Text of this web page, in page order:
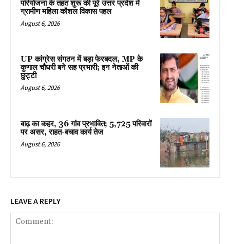
परियोजना के तहत शुरू की पूरे उत्तर प्रदेश में
ग्रामीण महिला कौशल विकास पहल
August 6, 2026
UP कांग्रेस संगठन में बड़ा फेरबदल, MP के
कुणाल चौधरी बने सह प्रभारी; इन नेताओं की
छुट्टी
August 6, 2026
बाढ़ का कहर, 36 गांव प्रभावित; 5,725 परिवारों
पर असर, राहत-बचाव कार्य तेज
August 6, 2026
LEAVE A REPLY